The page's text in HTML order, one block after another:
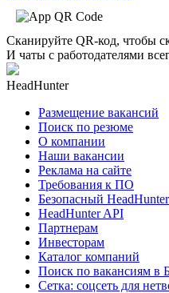
Сканируйте QR-код, чтобы
И чаты с работодателями
HeadHunter
Размещение вакансий
Поиск по резюме
О компании
Наши вакансии
Реклама на сайте
Требования к ПО
Безопасный HeadHunter
HeadHunter API
Партнерам
Инвесторам
Каталог компаний
Поиск по вакансиям в
Сетка: соцсеть для